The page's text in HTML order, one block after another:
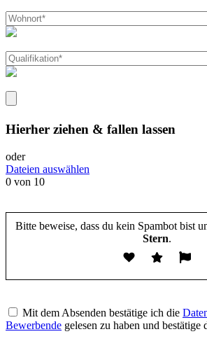
Hierher ziehen & fallen lassen
oder
Dateien auswählen
0 von 10
Bitte beweise, dass du kein Spambot bist
Stern.
lasse
dieses
Mit dem Absenden bestätige ich die
Bewerbende gelesen zu haben und bestätige